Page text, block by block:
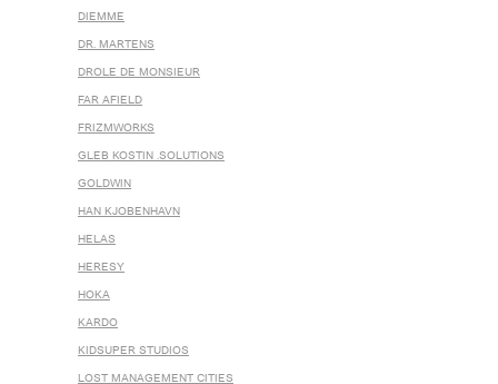
DIEMME
DR. MARTENS
DROLE DE MONSIEUR
FAR AFIELD
FRIZMWORKS
GLEB KOSTIN .SOLUTIONS
GOLDWIN
HAN KJOBENHAVN
HELAS
HERESY
HOKA
KARDO
KIDSUPER STUDIOS
LOST MANAGEMENT CITIES